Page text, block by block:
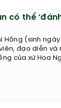
có thể
Hồng (sinh ngày
đạo diễn và
của xứ Hoa